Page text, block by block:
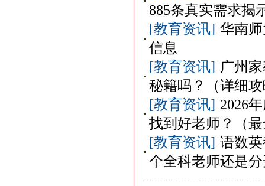
885条真实需求揭
[教育资讯] 华南
信息
[教育资讯] 广州
秘籍吗？（详细
[教育资讯] 2026
找到好老师？（
[教育资讯] 语数
个全科老师还是